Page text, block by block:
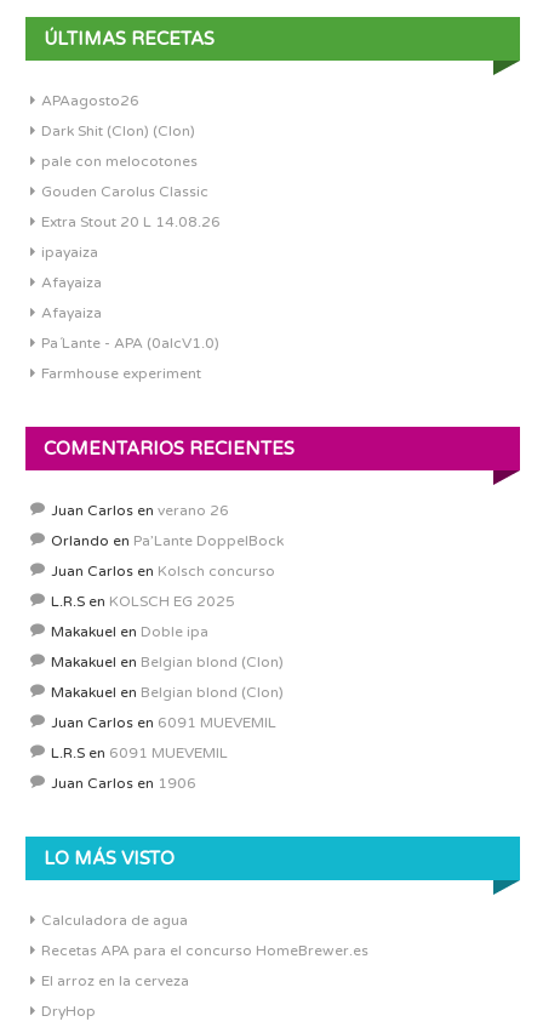
ÚLTIMAS RECETAS
APAagosto26
Dark Shit (Clon) (Clon)
pale con melocotones
Gouden Carolus Classic
Extra Stout 20 L 14.08.26
ipayaiza
Afayaiza
Afayaiza
Pa´Lante - APA (0alcV1.0)
Farmhouse experiment
COMENTARIOS RECIENTES
Juan Carlos en verano 26
Orlando en Pa’Lante DoppelBock
Juan Carlos en Kolsch concurso
L.R.S en KOLSCH EG 2025
Makakuel en Doble ipa
Makakuel en Belgian blond (Clon)
Makakuel en Belgian blond (Clon)
Juan Carlos en 6091 MUEVEMIL
L.R.S en 6091 MUEVEMIL
Juan Carlos en 1906
LO MÁS VISTO
Calculadora de agua
Recetas APA para el concurso HomeBrewer.es
El arroz en la cerveza
DryHop